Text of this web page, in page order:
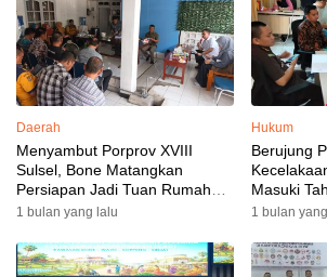
Daerah
Menyambut Porprov XVIII
Sulsel, Bone Matangkan
Persiapan Jadi Tuan Rumah
yang Berkesan: Wakil Bupati
Targetkan Venue dan
Akomodasi Rampung
1 bulan yang lalu
Hukum
Berujung
Masuki
1 bulan